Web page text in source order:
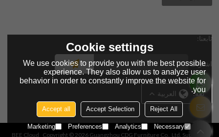
تابعنا:
اشتراك
لغة: العربية
Copyright © 2026 Guangzhou CDG Furniture Co., Ltd. Support By
BEE Cloud
Cookie settings
We use cookies to provide you with the best possible
experience. They also allow us to analyze user
behavior in order to constantly improve the website for
you.
Reject All
Accept Selection
Accept all
Necessary
Analytics
Preferences
Marketing